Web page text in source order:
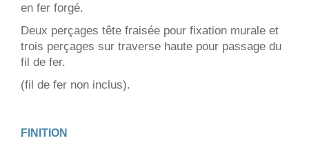
en fer forgé.
Deux perçages tête fraisée pour fixation murale et
trois perçages sur traverse haute pour passage du
fil de fer.
(fil de fer non inclus).
FINITION